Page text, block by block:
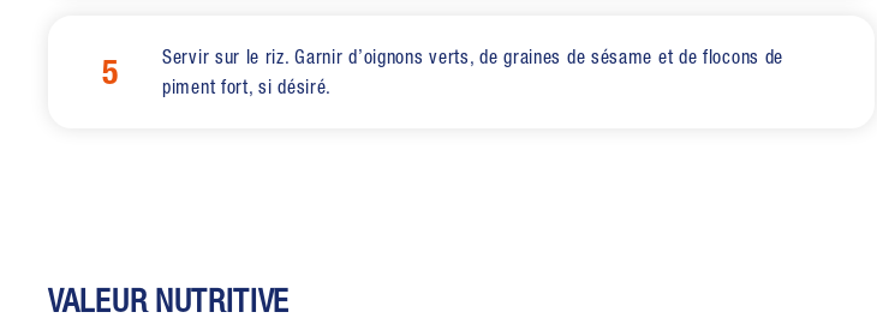
5
Servir sur le riz. Garnir d’oignons verts, de graines de sésame et de flocons de
piment fort, si désiré.
VALEUR NUTRITIVE